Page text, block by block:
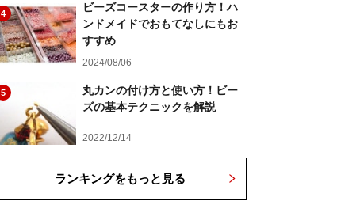
4
ビーズコースターの作り方！ハ
ンドメイドでおもてなしにもお
すすめ
2024/08/06
5
丸カンの付け方と使い方！ビー
ズの基本テクニックを解説
2022/12/14
ランキングをもっと見る